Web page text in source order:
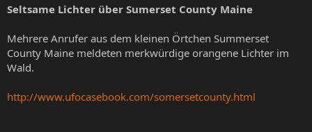
Seltsame Lichter über Sumerset County Maine
Mehrere Anrufer aus dem kleinen Örtchen Summerset
County Maine meldeten merkwürdige orangene Lichter im
Wald.
http://www.ufocasebook.com/somersetcounty.html